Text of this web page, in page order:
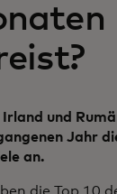
und
Jahr
an.